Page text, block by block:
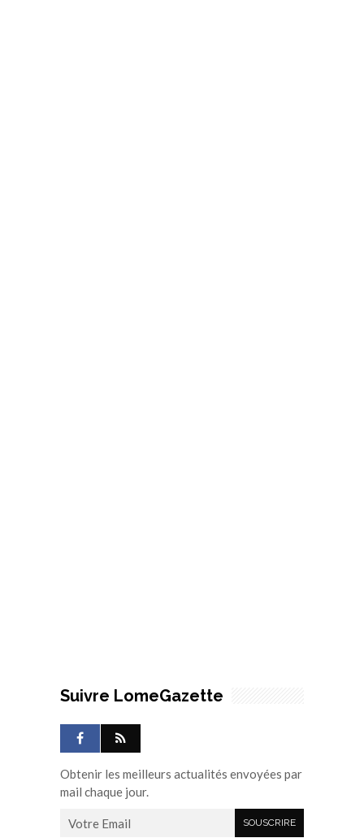
Suivre LomeGazette
Obtenir les meilleurs actualités envoyées par
mail chaque jour.